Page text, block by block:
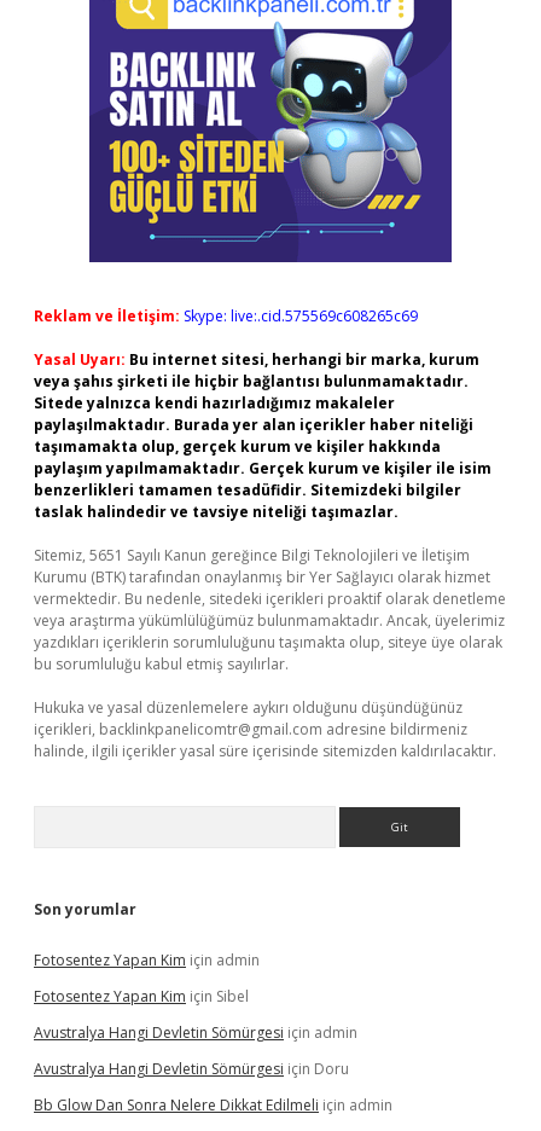
Reklam ve İletişim: Skype: live:.cid.575569c608265c69
Yasal Uyarı: Bu internet sitesi, herhangi bir marka, kurum
veya şahıs şirketi ile hiçbir bağlantısı bulunmamaktadır.
Sitede yalnızca kendi hazırladığımız makaleler
paylaşılmaktadır. Burada yer alan içerikler haber niteliği
taşımamakta olup, gerçek kurum ve kişiler hakkında
paylaşım yapılmamaktadır. Gerçek kurum ve kişiler ile isim
benzerlikleri tamamen tesadüfidir. Sitemizdeki bilgiler
taslak halindedir ve tavsiye niteliği taşımazlar.
Sitemiz, 5651 Sayılı Kanun gereğince Bilgi Teknolojileri ve İletişim
Kurumu (BTK) tarafından onaylanmış bir Yer Sağlayıcı olarak hizmet
vermektedir. Bu nedenle, sitedeki içerikleri proaktif olarak denetleme
veya araştırma yükümlülüğümüz bulunmamaktadır. Ancak, üyelerimiz
yazdıkları içeriklerin sorumluluğunu taşımakta olup, siteye üye olarak
bu sorumluluğu kabul etmiş sayılırlar.
Hukuka ve yasal düzenlemelere aykırı olduğunu düşündüğünüz
içerikleri, backlinkpanelicomtr@gmail.com adresine bildirmeniz
halinde, ilgili içerikler yasal süre içerisinde sitemizden kaldırılacaktır.
Son yorumlar
Fotosentez Yapan Kim için admin
Fotosentez Yapan Kim için Sibel
Avustralya Hangi Devletin Sömürgesi için admin
Avustralya Hangi Devletin Sömürgesi için Doru
Bb Glow Dan Sonra Nelere Dikkat Edilmeli için admin